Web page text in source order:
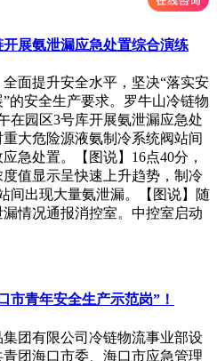
展氨泄漏应急处置综合演练
面提升安全水平，坚决“落实安
的安全生产要求。罗牛山冷链物
在园区3号库开展氨泄漏应急处
大危险源液氨制冷系统阀站间
急处置。【图说】16点40分，
值显示呈快速上升趋势，制冷
间出现大量氨泄漏。【图说】随
情况通报消控室。中控室启动
市青年安全生产示范岗”！
团有限公司冷链物流事业部设
团海口市委、海口市应急管理